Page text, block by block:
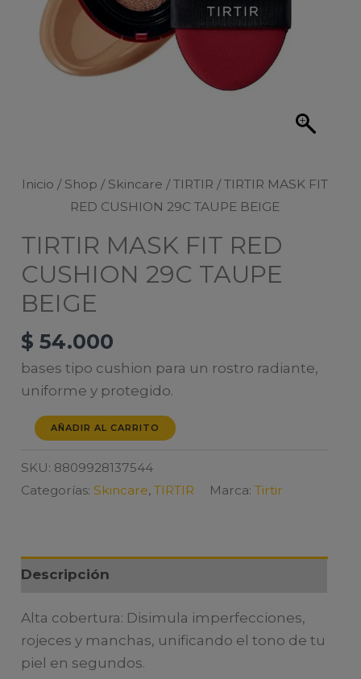
Inicio / Shop / Skincare /TIRTIR / TIRTIR MASK FIT
RED CUSHION 29C TAUPE BEIGE
TIRTIR MASK FIT RED
CUSHION 29C TAUPE
BEIGE
$ 54.000
bases tipo cushion para un rostro radiante,
uniforme y protegido.
TIRTIR
FIT
RED
TAUPE
BEIGE
AÑADIR AL CARRITO
SKU: 8809928137544
Categorías:Skincare,TIRTIR Marca:Tirtir
Descripción
Alta cobertura: Disimula imperfecciones,
rojeces y manchas, unificando el tono de tu
piel en segundos.